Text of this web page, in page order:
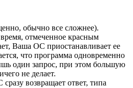
обычно все сложнее).
отмеченное красным
Ваша ОС приостанавливает ее
что программа одновременно
один запрос, при этом большую
не делает.
возвращает ответ, типа